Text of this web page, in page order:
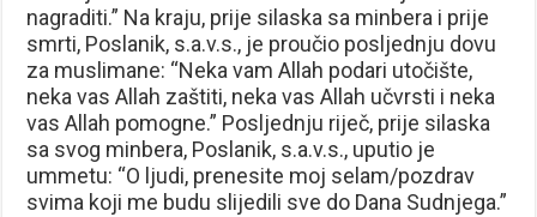
nagraditi.” Na kraju, prije silaska sa minbera i prije
smrti, Poslanik, s.a.v.s., je proučio posljednju dovu
za muslimane: “Neka vam Allah podari utočište,
neka vas Allah zaštiti, neka vas Allah učvrsti i neka
vas Allah pomogne.” Posljednju riječ, prije silaska
sa svog minbera, Poslanik, s.a.v.s., uputio je
ummetu: “O ljudi, prenesite moj selam/pozdrav
svima koji me budu slijedili sve do Dana Sudnjega.”